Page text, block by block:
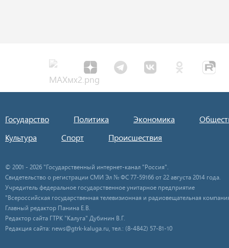
Государство Политика Экономика
Культура
Спорт Происшествия
© 2001 - 2026 "Государственный интернет-канал "Россия".
Свидетельство о регистрации СМИ Эл № ФС 77-59166 от 22 августа 2014 года.
Учредитель федеральное государственное унитарное предприятие
"Всероссийская государственная телевизионная и радиовещательная
Главный редактор Панина Е.В.
Редактор сайта ГТРК "Калуга" Дубинин В.Г.
Редакция сайта: news@gtrk-kaluga.ru, тел.: (8-4842) 57-81-10